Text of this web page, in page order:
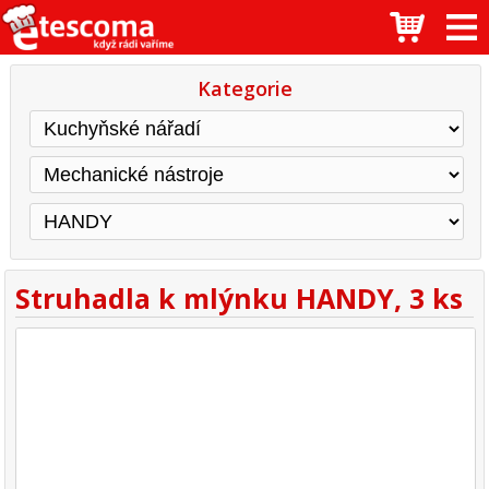
Kategorie
Struhadla k mlýnku HANDY, 3 ks